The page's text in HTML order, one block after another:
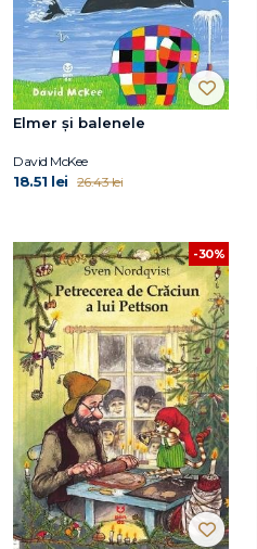
Elmer și balenele
David McKee
18.51 lei 26.43 lei
-30%